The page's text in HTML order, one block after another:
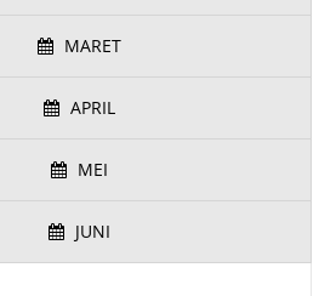
MARET
APRIL
MEI
JUNI